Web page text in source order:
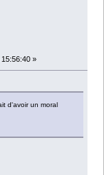
»
d'avoir un moral